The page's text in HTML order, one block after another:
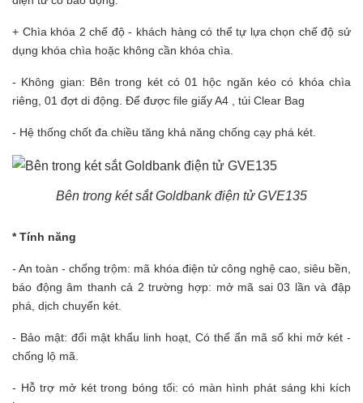
+ Chìa khóa 2 chế độ - khách hàng có thể tự lựa chọn chế độ sử
dụng khóa chìa hoặc không cần khóa chìa.
- Không gian: Bên trong két có 01 hộc ngăn kéo có khóa chìa
riêng, 01 đợt di động. Để được file giấy A4 , túi Clear Bag
- Hệ thống chốt đa chiều tăng khả năng chống cạy phá két.
Bên trong két sắt Goldbank điện tử GVE135
* Tính năng
- An toàn - chống trộm: mã khóa điện tử công nghệ cao, siêu bền,
báo động âm thanh cả 2 trường hợp: mở mã sai 03 lần và đập
phá, dịch chuyển két.
- Bảo mật: đổi mật khẩu linh hoạt, Có thể ẩn mã số khi mở két -
chống lộ mã.
- Hỗ trợ mở két trong bóng tối: có màn hình phát sáng khi kích